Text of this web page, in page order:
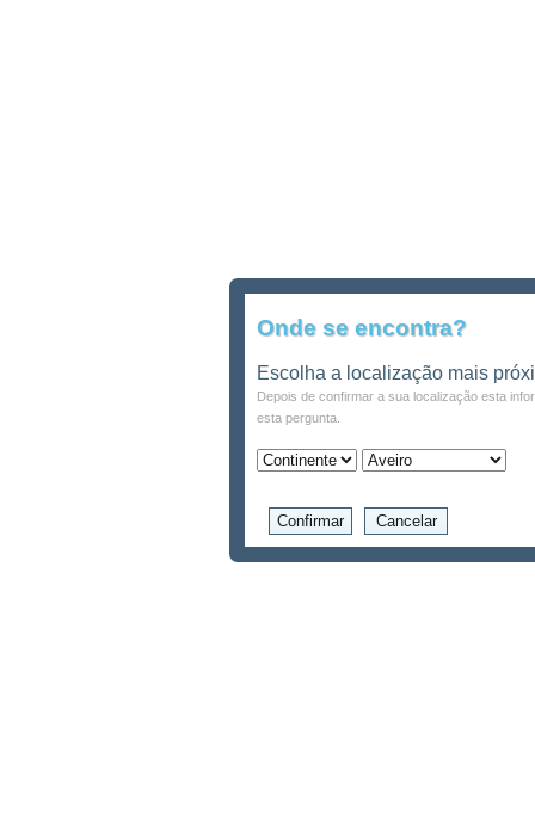
Onde se encontra?
Escolha a localização mais
Depois de confirmar a sua localização esta
esta pergunta.